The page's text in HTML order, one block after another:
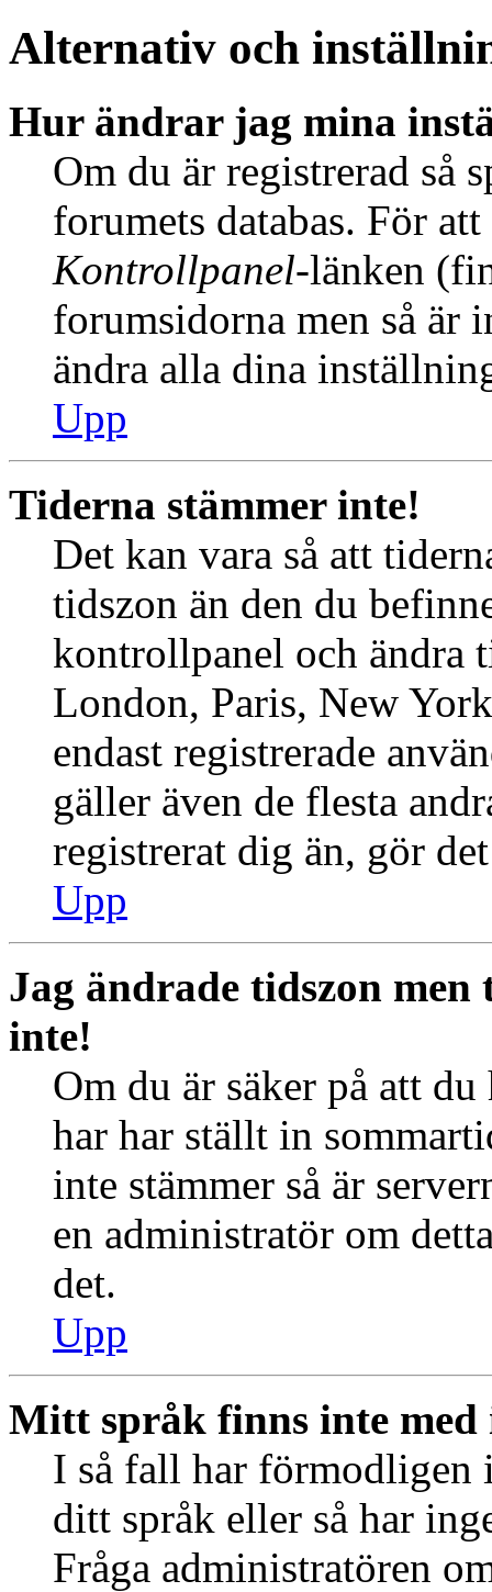
Alternativ och
Hur ändrar jag mina
Om du är registrerad så
forumets databas. För
Kontrollpanel-länken
forumsidorna men så är
ändra alla dina
Upp
Tiderna stämmer inte!
Det kan vara så att
tidszon än den du
kontrollpanel och ändra
London, Paris, New
endast registrerade
gäller även de flesta
registrerat dig än, gör
Upp
Jag ändrade tidszon
inte!
Om du är säker på att
har har ställt in
inte stämmer så är
en administratör om
det.
Upp
Mitt språk finns inte med
I så fall har förmodligen
ditt språk eller så har
Fråga administratören